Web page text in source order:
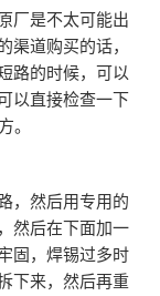
厂是不太可能出
渠道购买的话，
路的时候，可以
以直接检查一下
。
，然后用专用的
然后在下面加一
固，焊锡过多时
下来，然后再重